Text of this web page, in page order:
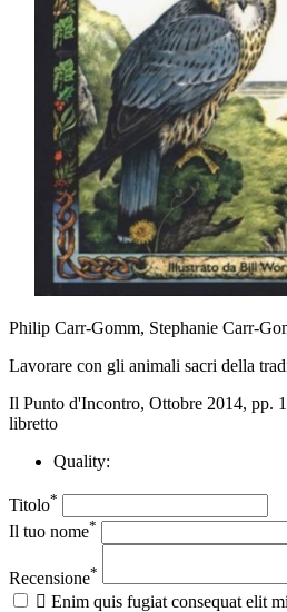
Philip Carr-Gomm, Stephanie Carr-
Lavorare con gli animali sacri della
Il Punto d'Incontro, Ottobre 2014, pp.
libretto
Quality:
Titolo*
Il tuo nome*
Recensione*
 Enim quis fugiat consequat elit